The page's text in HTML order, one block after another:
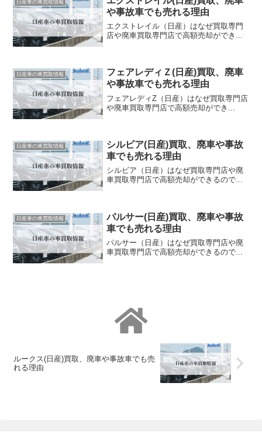
日産車の車買取情報
や事故車でも売れる理由
エクストレイル（日産）はなぜ買取専門
店や廃車買取専門店で高額売却ができ...
日産車の車買取情報
フェアレディＺ(日産)買取、廃車
や事故車でも売れる理由
フェアレディZ（日産）はなぜ買取専門店
や廃車買取専門店で高額売却ができ...
日産車の車買取情報
シルビア(日産)買取、廃車や事故
車でも売れる理由
シルビア（日産）はなぜ買取専門店や廃
車買取専門店で高額売却ができるので...
日産車の車買取情報
パルサー(日産)買取、廃車や事故
車でも売れる理由
パルサー（日産）はなぜ買取専門店や廃
車買取専門店で高額売却ができるので...
ルークス(日産)買取、廃車や事故車でも売
れる理由